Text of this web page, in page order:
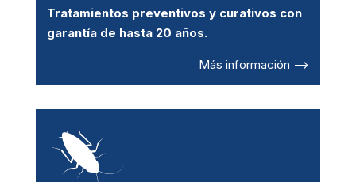
Tratamientos preventivos y curativos con
garantía de hasta 20 años.
Más información –>